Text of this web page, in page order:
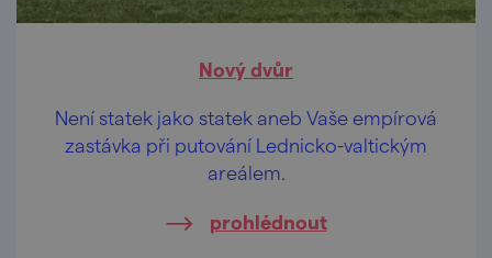
Nový dvůr
Není statek jako statek aneb Vaše empírová
zastávka při putování Lednicko-valtickým
areálem.
prohlédnout